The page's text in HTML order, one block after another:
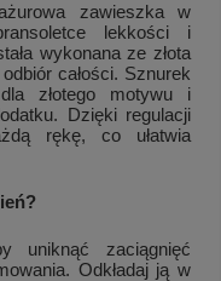
zawieszka w
lekkości i
wykonana ze złota
całości. Sznurek
złotego motywu i
Dzięki regulacji
rękę, co ułatwia
uniknąć zaciągnięć
Odkładaj ją w